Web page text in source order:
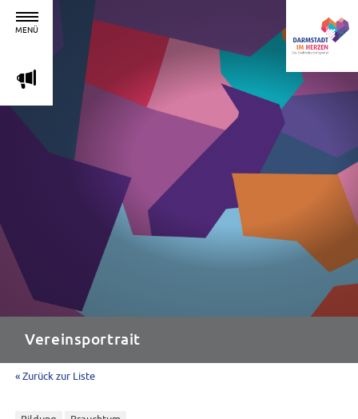
MENÜ
m
Vereinsportrait
« Zurück zur Liste